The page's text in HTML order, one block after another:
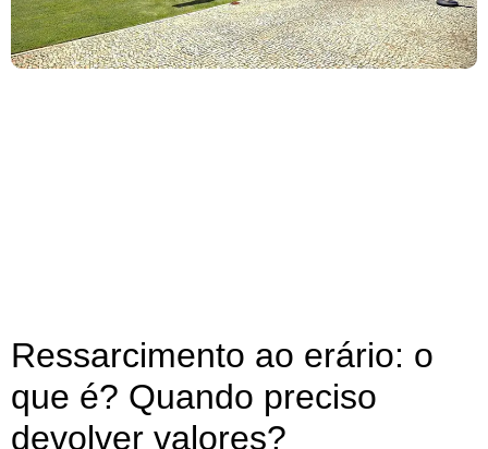
Ressarcimento ao erário: o
que é? Quando preciso
devolver valores?